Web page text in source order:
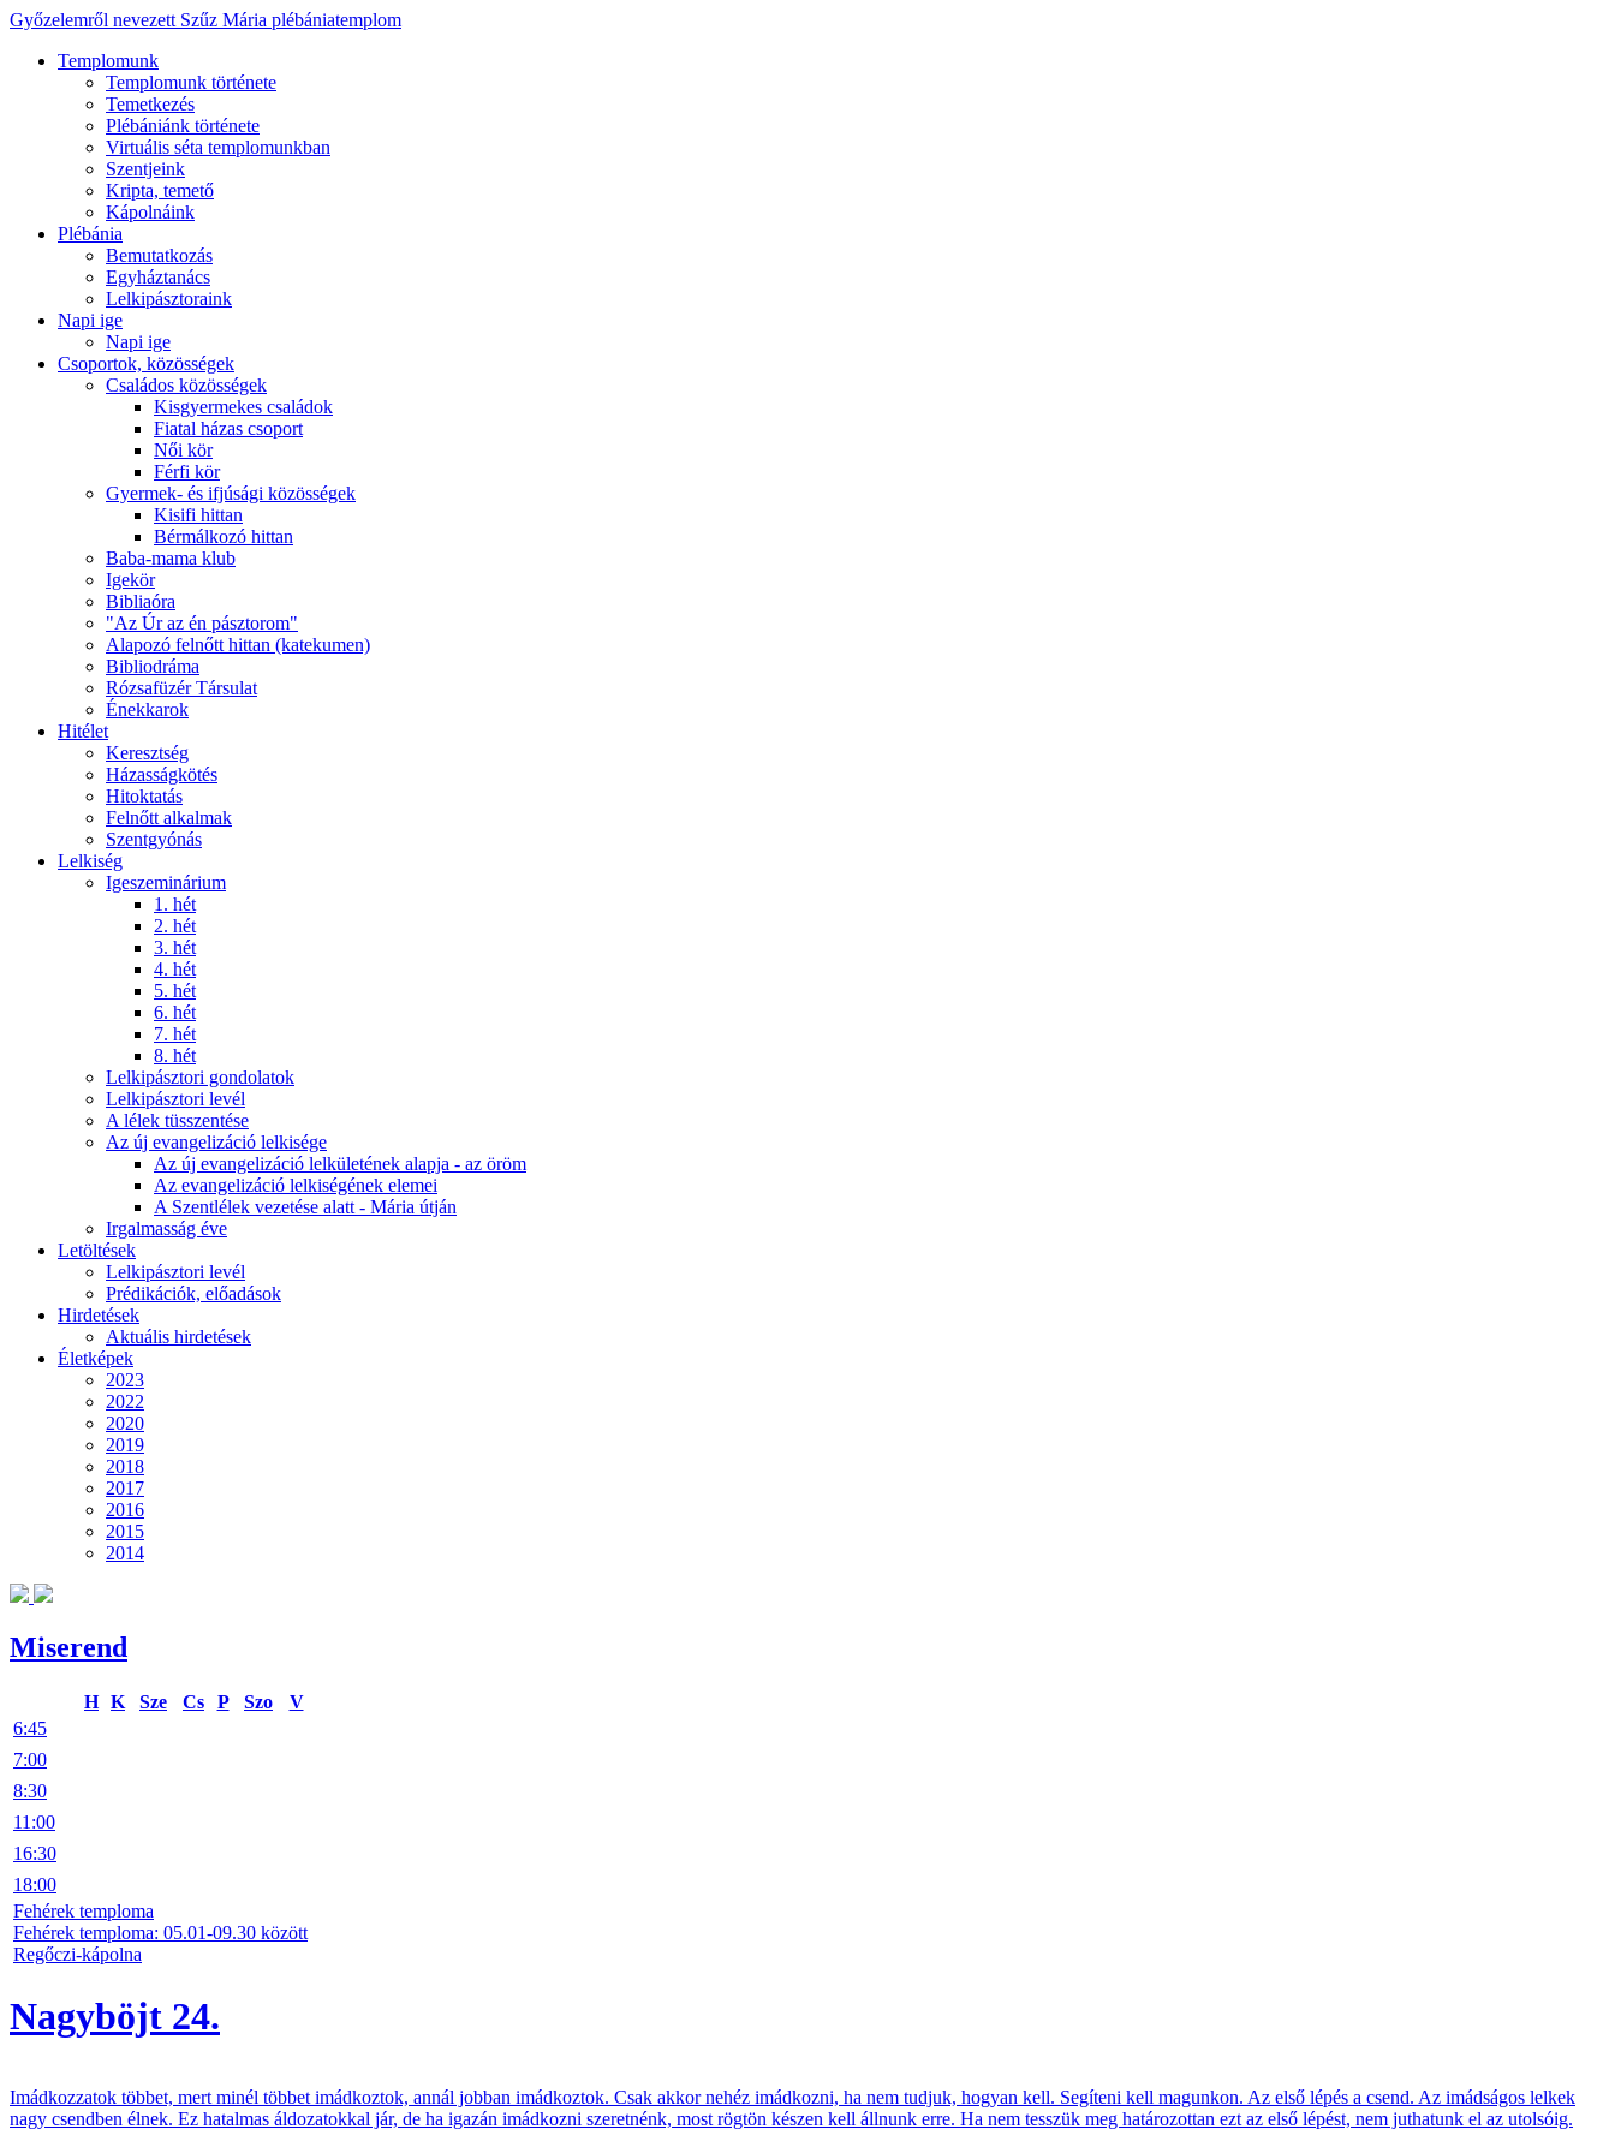
Győzelemről nevezett Szűz Mária plébániatemplom
Templomunk
Templomunk története
Temetkezés
Plébániánk története
Virtuális séta templomunkban
Szentjeink
Kripta, temető
Kápolnáink
Plébánia
Bemutatkozás
Egyháztanács
Lelkipásztoraink
Napi ige
Napi ige
Csoportok, közösségek
Családos közösségek
Kisgyermekes családok
Fiatal házas csoport
Női kör
Férfi kör
Gyermek- és ifjúsági közösségek
Kisifi hittan
Bérmálkozó hittan
Baba-mama klub
Igekör
Bibliaóra
"Az Úr az én pásztorom"
Alapozó felnőtt hittan (katekumen)
Bibliodráma
Rózsafüzér Társulat
Énekkarok
Hitélet
Keresztség
Házasságkötés
Hitoktatás
Felnőtt alkalmak
Szentgyónás
Lelkiség
Igeszeminárium
1. hét
2. hét
3. hét
4. hét
5. hét
6. hét
7. hét
8. hét
Lelkipásztori gondolatok
Lelkipásztori levél
A lélek tüsszentése
Az új evangelizáció lelkisége
Az új evangelizáció lelkületének alapja - az öröm
Az evangelizáció lelkiségének elemei
A Szentlélek vezetése alatt - Mária útján
Irgalmasság éve
Letöltések
Lelkipásztori levél
Prédikációk, előadások
Hirdetések
Aktuális hirdetések
Életképek
2023
2022
2020
2019
2018
2017
2016
2015
2014
Miserend
H K Sze Cs P Szo
V
6:45
7:00
8:30
11:00
16:30
18:00
Fehérek temploma
Fehérek temploma: 05.01-09.30 között
Regőczi-kápolna
Nagyböjt 24.
Imádkozzatok többet, mert minél többet imádkoztok, annál jobban imádkoztok. Csak akkor nehéz imádkozni, ha nem tudjuk, hogyan kell. Segíteni kell magunkon. Az első lépés a csend. Az imádságos lelkek
nagy csendben élnek. Ez hatalmas áldozatokkal jár, de ha igazán imádkozni szeretnénk, most rögtön készen kell állnunk erre. Ha nem tesszük meg határozottan ezt az első lépést, nem juthatunk el az utolsóig.